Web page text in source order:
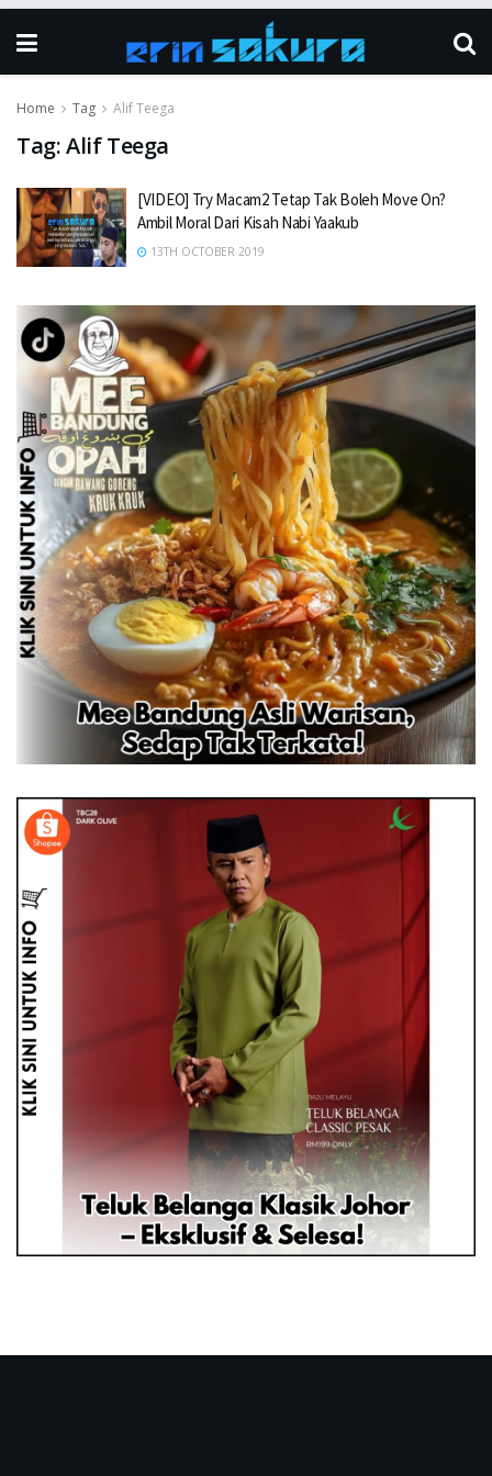
Home Tag Alif Teega
Tag:Alif Teega
[VIDEO] Try Macam2 Tetap Tak Boleh Move On?
Ambil Moral Dari Kisah Nabi Yaakub
13TH OCTOBER 2019